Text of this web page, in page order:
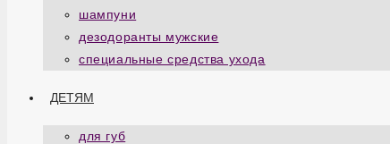
шампуни
дезодоранты мужские
специальные средства ухода
ДЕТЯМ
для губ